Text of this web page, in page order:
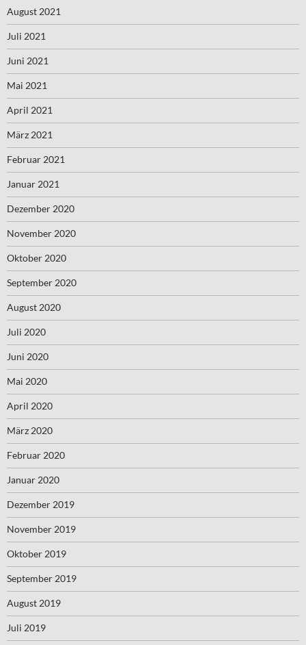
August 2021
Juli 2021
Juni 2021
Mai 2021
April 2021
März 2021
Februar 2021
Januar 2021
Dezember 2020
November 2020
Oktober 2020
September 2020
August 2020
Juli 2020
Juni 2020
Mai 2020
April 2020
März 2020
Februar 2020
Januar 2020
Dezember 2019
November 2019
Oktober 2019
September 2019
August 2019
Juli 2019